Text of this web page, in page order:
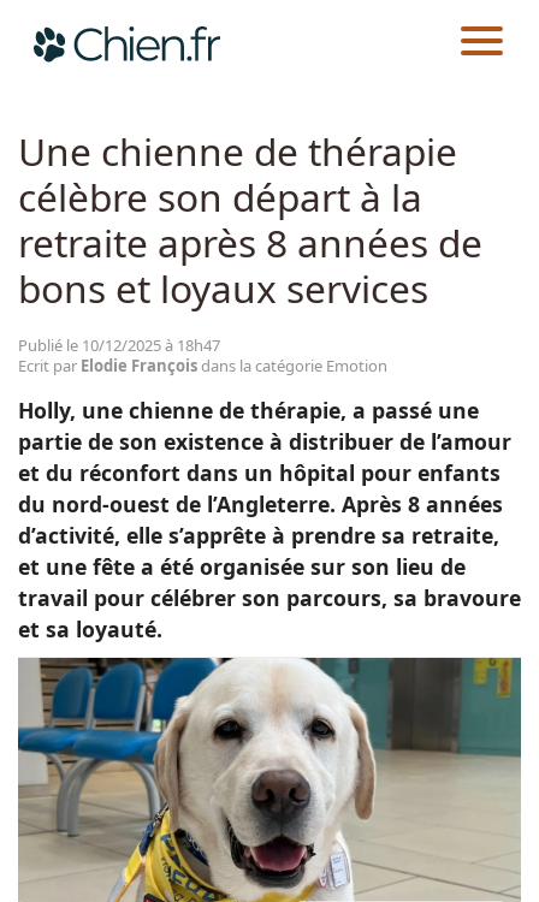
Races
CHIEN.FR ACTUALITÉS
Une chienne de thérapie
célèbre son départ à la
retraite après 8 années de
bons et loyaux services
Publié le 10/12/2025 à 18h47
Ecrit par Elodie Françoisdans la catégorie Emotion
Holly, une chienne de thérapie, a passé une
partie de son existence à distribuer de l’amour
et du réconfort dans un hôpital pour enfants
du nord-ouest de l’Angleterre. Après 8 années
d’activité, elle s’apprête à prendre sa retraite,
et une fête a été organisée sur son lieu de
travail pour célébrer son parcours, sa bravoure
et sa loyauté.